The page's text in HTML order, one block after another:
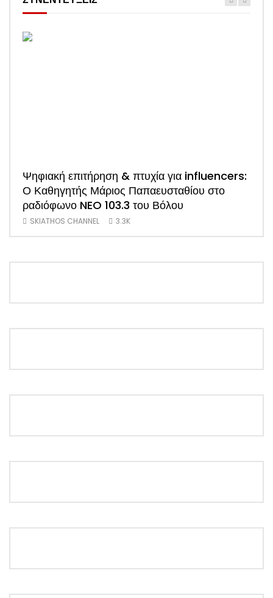
Ψηφιακή επιτήρηση & πτυχία για influencers:
Ο Καθηγητής Μάριος Παπαευσταθίου στο
ραδιόφωνο NEO 103.3 του Βόλου
SKIATHOS CHANNEL 3.3K